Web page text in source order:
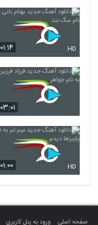
۰۱:۱۴ HD
۰۳:۰۱
۰۱:۰۰ HD
صفحه اصلی ورود به پنل کاربری